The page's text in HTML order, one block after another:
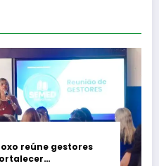
reúne gestores